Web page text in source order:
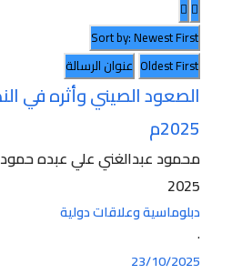
Sort by: Newest First
Oldest First عنوان الرسالة
2025م
محمود عبدالغني علي عبده حمود
2025
دبلوماسية وعلاقات دولية
·
23/10/2025